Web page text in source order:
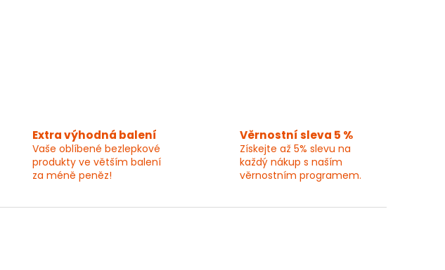
Extra výhodná balení
Vaše oblíbené bezlepkové
produkty ve větším balení
za méně peněz!
Věrnostní sleva 5 %
Získejte až 5% slevu na
každý nákup s naším
věrnostním programem.